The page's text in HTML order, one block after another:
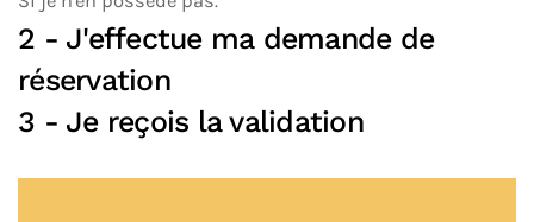
2 - J'effectue ma demande de
réservation
3 - Je reçois la validation